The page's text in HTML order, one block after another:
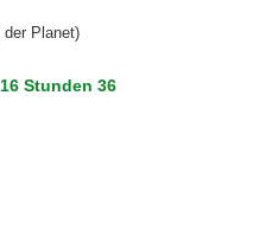
der Planet)
16 Stunden 36